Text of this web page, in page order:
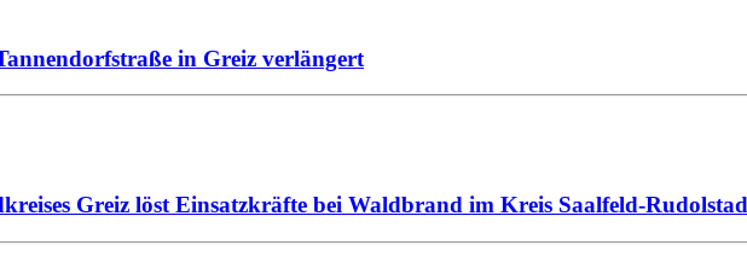
in Greiz verlängert
Greiz löst Einsatzkräfte bei Waldbrand im Kreis Saalfeld-